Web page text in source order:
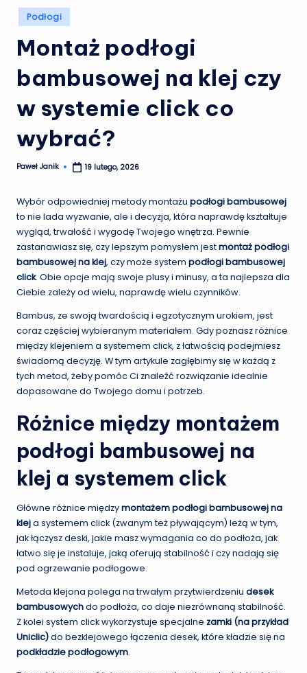
Posted
in
Podłogi
Montaż podłogi
bambusowej na klej czy
w systemie click co
wybrać?
Posted
Paweł Janik 19 lutego, 2026
Wybór odpowiedniej metody montażu podłogi bambusowej
to nie lada wyzwanie, ale i decyzja, która naprawdę kształtuje
wygląd, trwałość i wygodę Twojego wnętrza. Pewnie
zastanawiasz się, czy lepszym pomysłem jestmontaż podłogi
bambusowej na klej, czy może system podłogi bambusowej
click. Obie opcje mają swoje plusy i minusy, a ta najlepsza dla
Ciebie zależy od wielu, naprawdę wielu czynników.
Bambus, ze swoją twardością i egzotycznym urokiem, jest
coraz częściej wybieranym materiałem. Gdy poznasz różnice
między klejeniem a systemem click, z łatwością podejmiesz
świadomą decyzję. W tym artykule zagłębimy się w każdą z
tych metod, żeby pomóc Ci znaleźć rozwiązanie idealnie
dopasowane do Twojego domu i potrzeb.
Różnice między montażem
podłogi bambusowej na
klej a systemem click
Główne różnice międzymontażem podłogi bambusowej na
kleja systemem click (zwanym też pływającym) leżą w tym,
jak łączysz deski, jakie masz wymagania co do podłoża, jak
łatwo się je instaluje, jaką oferują stabilność i czy nadają się
pod ogrzewanie podłogowe.
Metoda klejona polega na trwałym przytwierdzeniu desek
bambusowychdo podłoża, co daje niezrównaną stabilność.
Z kolei system click wykorzystuje specjalne zamki (na przykład
Uniclic)do bezklejowego łączenia desek, które kładzie się na
podkładzie podłogowym.